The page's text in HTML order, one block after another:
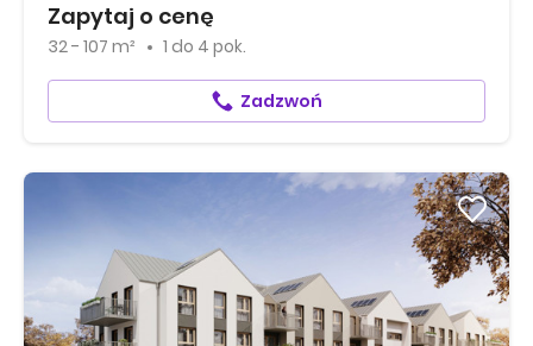
Zapytaj o cenę
32 - 107 m² 1 do 4 pok.
Zadzwoń